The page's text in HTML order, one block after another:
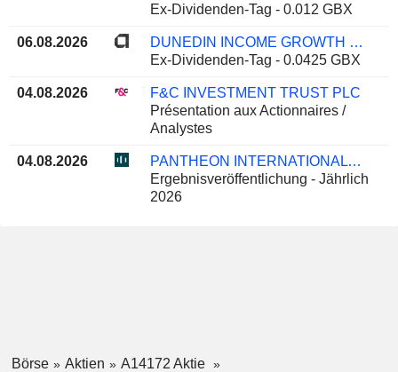
Ex-Dividenden-Tag - 0.012 GBX
06.08.2026
DUNEDIN INCOME GROWTH INVESTMENT TRUST PLC
Ex-Dividenden-Tag - 0.0425 GBX
04.08.2026
F&C INVESTMENT TRUST PLC
Présentation aux Actionnaires /
Analystes
04.08.2026
PANTHEON INTERNATIONAL PLC
Ergebnisveröffentlichung - Jährlich
2026
Börse Aktien
A14172 Aktie